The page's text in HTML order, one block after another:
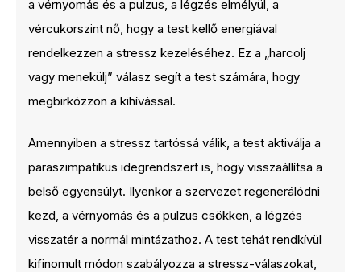
a vérnyomás és a pulzus, a légzés elmélyül, a
vércukorszint nő, hogy a test kellő energiával
rendelkezzen a stressz kezeléséhez. Ez a „harcolj
vagy menekülj” válasz segít a test számára, hogy
megbirkózzon a kihívással.
Amennyiben a stressz tartóssá válik, a test aktiválja a
paraszimpatikus idegrendszert is, hogy visszaállítsa a
belső egyensúlyt. Ilyenkor a szervezet regenerálódni
kezd, a vérnyomás és a pulzus csökken, a légzés
visszatér a normál mintázathoz. A test tehát rendkívül
kifinomult módon szabályozza a stressz-válaszokat,